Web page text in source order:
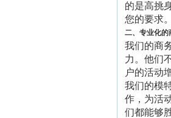
的是高挑
您的要求。
二、专业化的
我们的商
力。他们
户的活动
我们的模
作，为活
们都能够